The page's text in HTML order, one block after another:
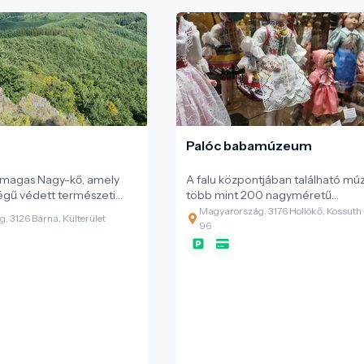
Nagy-kő, amely
védett természeti
könnyedén
számára a kék
Zához-völgyön
3126 Bárna, Külterület
Palóc babamúzeum
A falu központjában található
több mint 200 nagyméretű
porcelánbaba segítségével
a palóc vidék elképesztő
kultúráját.
Magyarország, 3176 Hollókő, Kossuth
96